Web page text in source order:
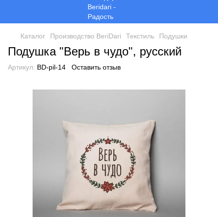
Каталог Производство BeriDari Текстиль Подушки
Подушка "Верь в чудо", русский
Артикул: BD-pil-14 Оставить отзыв